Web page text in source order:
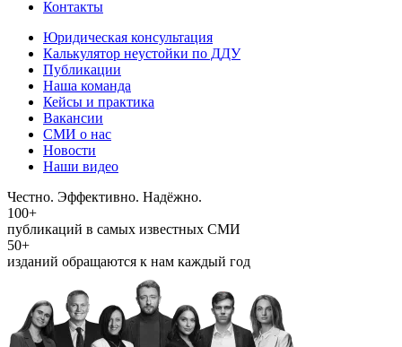
Контакты
Юридическая консультация
Калькулятор неустойки по ДДУ
Публикации
Наша команда
Кейсы и практика
Вакансии
СМИ о нас
Новости
Наши видео
Честно. Эффективно. Надёжно.
100+
публикаций в самых известных СМИ
50+
изданий обращаются к нам каждый год